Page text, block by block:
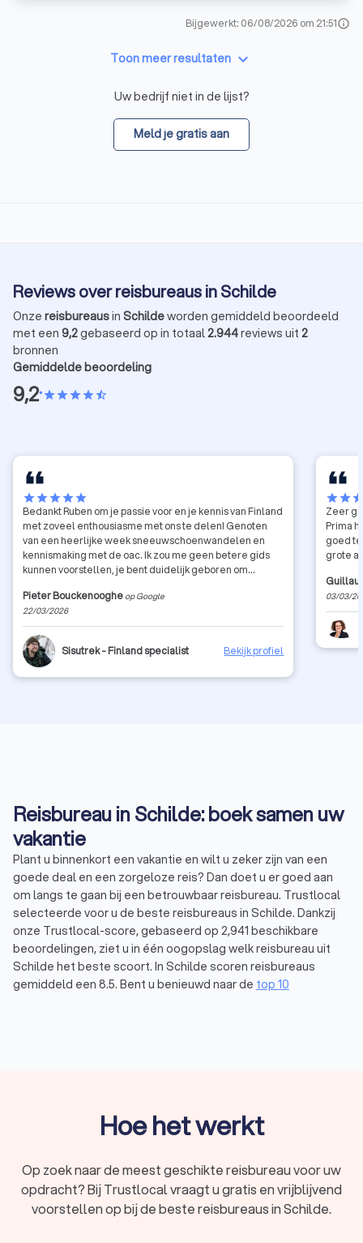
Bijgewerkt: 06/08/2026 om 21:51info
Toon meer resultaten keyboard_arrow_down
Uw bedrijf niet in de lijst?
Meld je gratis aan
Reviews over reisbureaus in Schilde
Onze reisbureausin Schildeworden gemiddeld beoordeeld
met een 9,2gebaseerd op in totaal2.944reviews uit 2
bronnen
Gemiddelde beoordeling
9,2•starstarstarstarstar_half
starstarstarstarstar
Bedankt Ruben om je passie voor en je kennis van Finland
met zoveel enthousiasme met ons te delen! Genoten
van een heerlijke week sneeuwschoenwandelen en
kennismaking met de oac. Ik zou me geen betere gids
kunnen voorstellen, je bent duidelijk geboren om
mensen, zijn natuur en zijn cultuur. Hopelijk tot later nog
eens in de Finse bossen!
Pieter Bouckenooghe op Google
22/03/2026
Sisutrek - Finland specialist Bekijk profiel
starstar
Zeer
Prima
goed
grote
03/03/
Reisbureau in Schilde: boek samen uw
vakantie
Plant u binnenkort een vakantie en wilt u zeker zijn van een
goede deal en een zorgeloze reis? Dan doet u er goed aan
om langs te gaan bij een betrouwbaar reisbureau. Trustlocal
selecteerde voor u de beste reisbureaus in Schilde. Dankzij
onze Trustlocal-score, gebaseerd op 2,941 beschikbare
beoordelingen, ziet u in één oogopslag welk reisbureau uit
Schilde het beste scoort. In Schilde scoren reisbureaus
gemiddeld een 8.5. Bent u benieuwd naar de top 10
een bruisende citytrip, een avontuurlijke rondreis of een
luxueuze cruise? Dan bent u bij een ervaren reisorganisatie
de juiste kennis, jarenlange ervaring en sterke contacten om
uw droomreis tot leven te brengen.
Een reisbureau regelt werkelijk alles voor u: van vliegtickets
Hoe het werkt
Op zoek naar de meest geschikte reisbureau voor uw
opdracht? Bij Trustlocal vraagt u gratis en vrijblijvend
voorstellen op bij de beste reisbureaus in Schilde.